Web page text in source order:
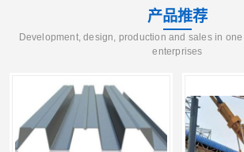
产品推荐
Development, design, production and sales in
enterprises